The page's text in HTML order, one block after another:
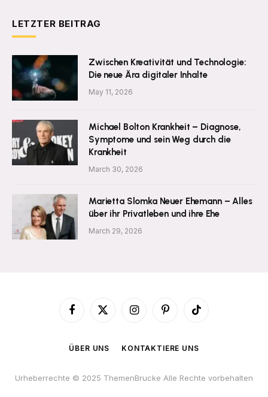
LETZTER BEITRAG
Zwischen Kreativität und Technologie:
Die neue Ära digitaler Inhalte
May 11, 2026
Michael Bolton Krankheit – Diagnose,
Symptome und sein Weg durch die
Krankheit
March 30, 2026
Marietta Slomka Neuer Ehemann – Alles
über ihr Privatleben und ihre Ehe
March 29, 2026
Facebook
X
InstagramPinterestTikTok
ÜBER UNS KONTAKTIERE UNS
Urheberrechte © 2025 ThemenBrucke Alle Rechte vorbehalten